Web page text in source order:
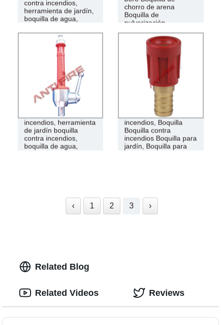
contra incendios,
herramienta de jardín,
boquilla de agua,
chorro de arena
Boquilla de
pulverización
boquilla contra
incendios, herramienta
de jardín boquilla
contra incendios,
boquilla de agua,
Boquilla contra
incendios, Boquilla
Boquilla contra
incendios Boquilla para
jardín, Boquilla para
‹ 1 2 3 ›
Related Blog
Related Videos Reviews